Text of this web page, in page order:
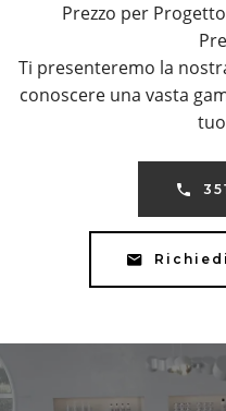
Prezzo per
Ti presenteremo la
conoscere una vasta